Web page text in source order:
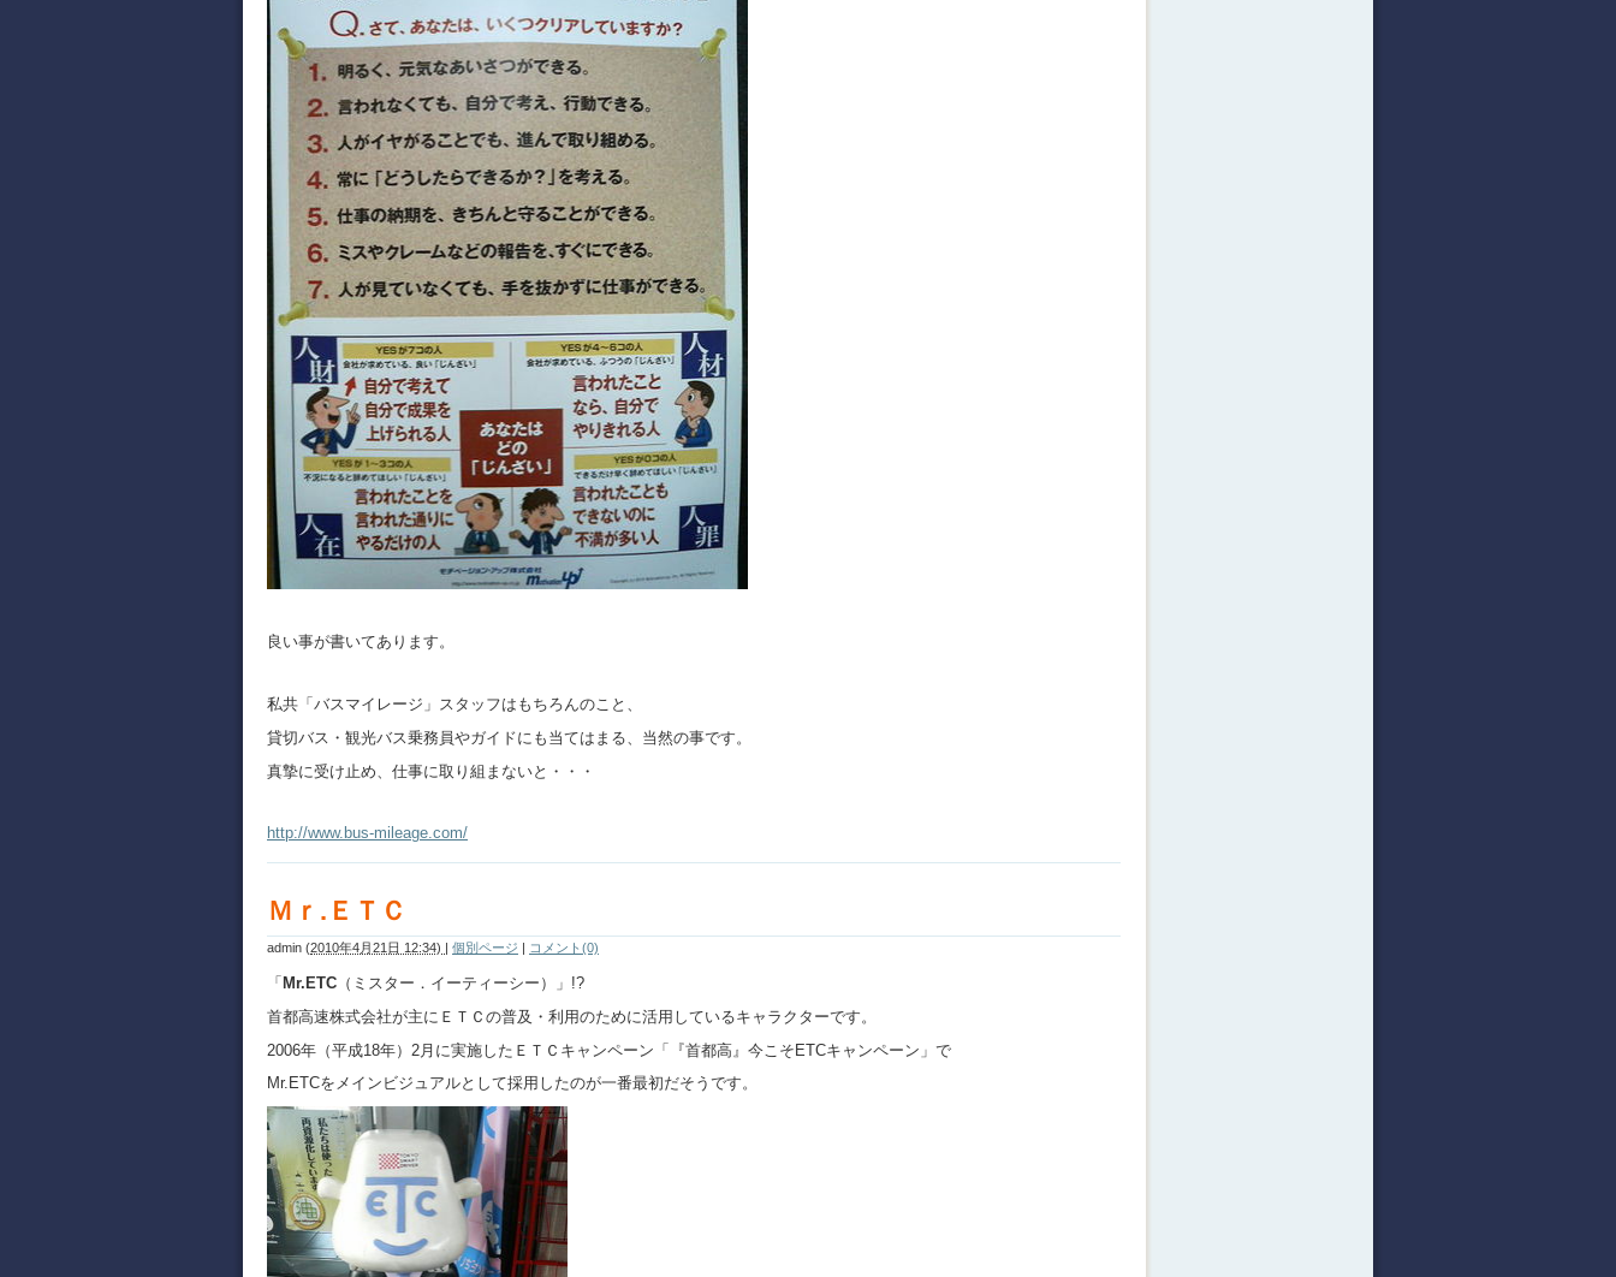
良い事が書いてあります。
私共「バスマイレージ」スタッフはもちろんのこと、
貸切バス・観光バス乗務員やガイドにも当てはまる、当然の事です。
真摯に受け止め、仕事に取り組まないと・・・
http://www.bus-mileage.com/
Ｍｒ.ＥＴＣ
admin (2010年4月21日 12:34) | 個別ページ | コメント(0)
「 Mr.ETC （ミスター．イーティーシー）」!?
首都高速株式会社が主にＥＴＣの普及・利用のために活用しているキャラクターです。
2006年（平成18年）2月に実施したＥＴＣキャンペーン「『首都高』今こそETCキャンペーン」で
Mr.ETCをメインビジュアルとして採用したのが一番最初だそうです。